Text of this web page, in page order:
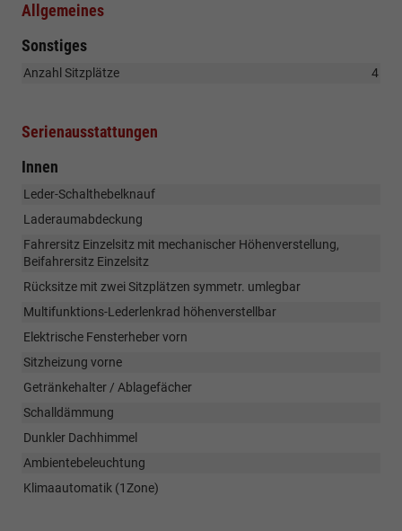
Allgemeines
Sonstiges
Anzahl Sitzplätze 4
Serienausstattungen
Innen
Leder-Schalthebelknauf
Laderaumabdeckung
Fahrersitz Einzelsitz mit mechanischer Höhenverstellung,
Beifahrersitz Einzelsitz
Rücksitze mit zwei Sitzplätzen symmetr. umlegbar
Multifunktions-Lederlenkrad höhenverstellbar
Elektrische Fensterheber vorn
Sitzheizung vorne
Getränkehalter / Ablagefächer
Schalldämmung
Dunkler Dachhimmel
Ambientebeleuchtung
Klimaautomatik (1Zone)